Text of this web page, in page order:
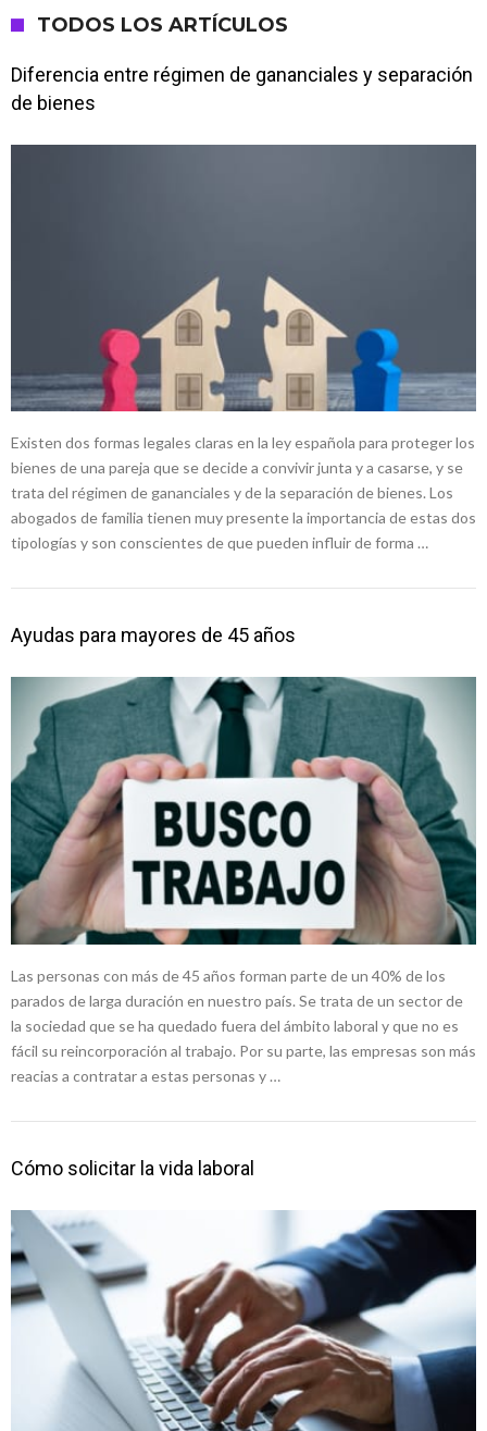
TODOS LOS ARTÍCULOS
Diferencia entre régimen de gananciales y separación
de bienes
Existen dos formas legales claras en la ley española para proteger los
bienes de una pareja que se decide a convivir junta y a casarse, y se
trata del régimen de gananciales y de la separación de bienes. Los
abogados de familia tienen muy presente la importancia de estas dos
tipologías y son conscientes de que pueden influir de forma …
Ayudas para mayores de 45 años
Las personas con más de 45 años forman parte de un 40% de los
parados de larga duración en nuestro país. Se trata de un sector de
la sociedad que se ha quedado fuera del ámbito laboral y que no es
fácil su reincorporación al trabajo. Por su parte, las empresas son más
reacias a contratar a estas personas y …
Cómo solicitar la vida laboral